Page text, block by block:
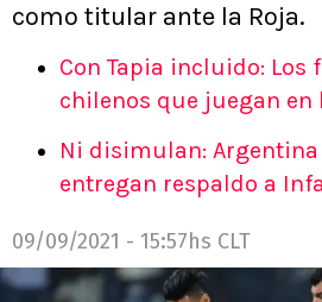
como titular ante la Roja.
Con Tapia incluido: Los
chilenos que juegan en
Ni disimulan: Argentina
entregan respaldo a
09/09/2021 - 15:57hs CLT